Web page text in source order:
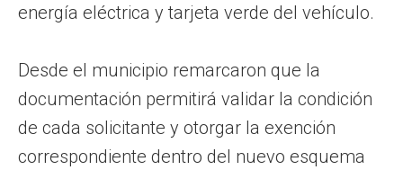
energía eléctrica y tarjeta verde del vehículo.
Desde el municipio remarcaron que la
documentación permitirá validar la condición
de cada solicitante y otorgar la exención
correspondiente dentro del nuevo esquema